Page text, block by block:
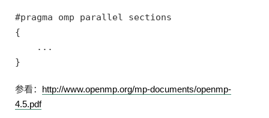
#pragma omp parallel sections
{
    ...
参看： http://www.openmp.org/mp-documents/openmp-
4.5.pdf